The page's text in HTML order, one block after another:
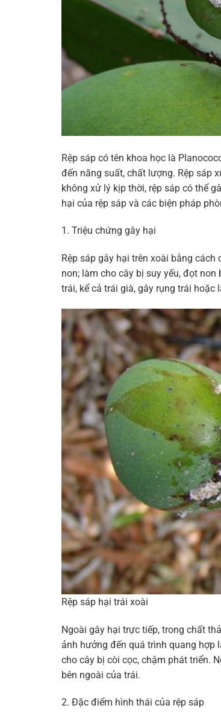
Rệp sáp có tên khoa học là
đến năng suất, chất lượng. Rệp sáp
không xử lý kịp thời, rệp sáp có thể
hại của rệp sáp và các biện pháp
1. Triệu chứng gây hại
Rệp sáp gây hại trên xoài bằng
non; làm cho cây bị suy yếu, đọt
trái, kể cả trái già, gây rụng trái
Rệp sáp hại trái xoài
Ngoài gây hại trực tiếp, trong chất
ảnh hưởng đến quá trình quang hợp
cho cây bị còi cọc, chậm phát triển.
bên ngoài của trái.
2. Đặc điểm hình thái của rệp sáp